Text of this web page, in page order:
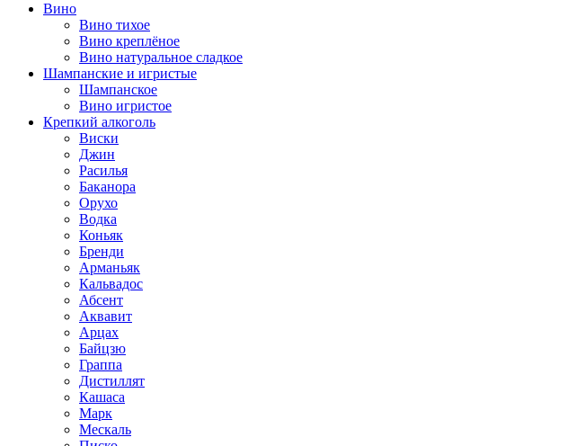
Вино
Вино тихое
Вино креплёное
Вино натуральное сладкое
Шампанские и игристые
Шампанское
Вино игристое
Крепкий алкоголь
Виски
Джин
Расилья
Баканора
Орухо
Водка
Коньяк
Бренди
Арманьяк
Кальвадос
Абсент
Аквавит
Арцах
Байцзю
Граппа
Дистиллят
Кашаса
Марк
Мескаль